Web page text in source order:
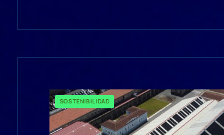
SOSTENIBILIDAD